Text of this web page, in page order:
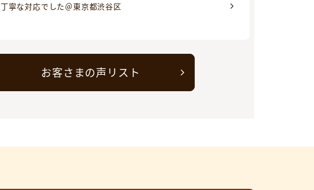
丁寧な対応でした＠東京都渋谷区
お客さまの声リスト